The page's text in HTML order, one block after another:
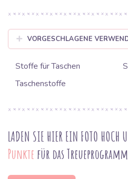
VORGESCHLAGENE
Stoffe für Taschen
Taschenstoffe
LADEN SIE HIER EIN FOTO HOCH
Punkte für das